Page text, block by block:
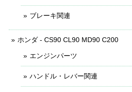
ブレーキ関連
ホンダ - CS90 CL90 MD90 C200
エンジンパーツ
ハンドル・レバー関連